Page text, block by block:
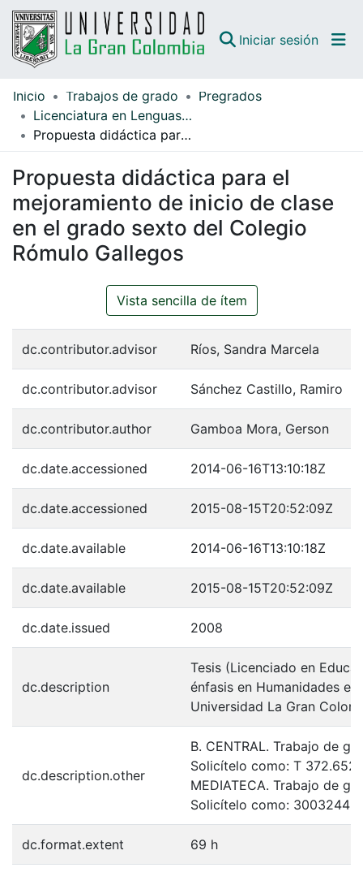
Iniciar sesión
Comunidades
Todo DSpace
Guías
Inicio Trabajos de grado
Pregrados
Licenciatura en Lenguas Modernas con Énfasis en Inglés
Propuesta didáctica para el mejoramiento de inicio de clase en el grado sexto del Colegio Rómulo Gallegos
Propuesta didáctica para el
mejoramiento de inicio de clase
en el grado sexto del Colegio
Rómulo Gallegos
Vista sencilla de ítem
dc.contributor.advisor Ríos, Sandra Marcela
dc.contributor.advisor Sánchez Castillo, Ramiro
dc.contributor.author Gamboa Mora, Gerson
dc.date.accessioned 2014-06-16T13:10:18Z
dc.date.accessioned 2015-08-15T20:52:09Z
dc.date.available 2014-06-16T13:10:18Z
dc.date.available 2015-08-15T20:52:09Z
dc.date.issued 2008
dc.description
Tesis (Licenciado en
énfasis en Humanidades e
Universidad La Gran
dc.description.other
B. CENTRAL. Trabajo de
Solicítelo como: T
MEDIATECA. Trabajo de
Solicítelo como: 3003244
dc.format.extent 69 h